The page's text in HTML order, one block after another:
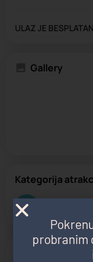
ULAZ JE
Gallery
Kategorija
Zatvoreno
probranim